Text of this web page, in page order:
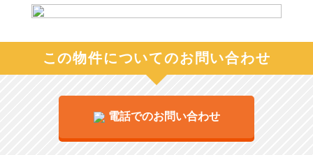
この物件についてのお問い合わせ
電話でのお問い合わせ